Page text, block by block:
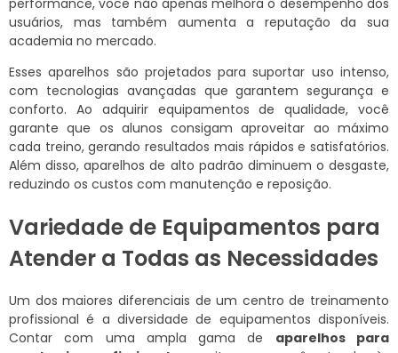
performance, você não apenas melhora o desempenho dos
usuários, mas também aumenta a reputação da sua
academia no mercado.
Esses aparelhos são projetados para suportar uso intenso,
com tecnologias avançadas que garantem segurança e
conforto. Ao adquirir equipamentos de qualidade, você
garante que os alunos consigam aproveitar ao máximo
cada treino, gerando resultados mais rápidos e satisfatórios.
Além disso, aparelhos de alto padrão diminuem o desgaste,
reduzindo os custos com manutenção e reposição.
Variedade de Equipamentos para
Atender a Todas as Necessidades
Um dos maiores diferenciais de um centro de treinamento
profissional é a diversidade de equipamentos disponíveis.
Contar com uma ampla gama de aparelhos para